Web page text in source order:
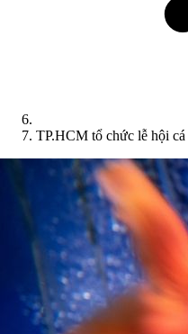
TP.HCM tổ chức lễ hội